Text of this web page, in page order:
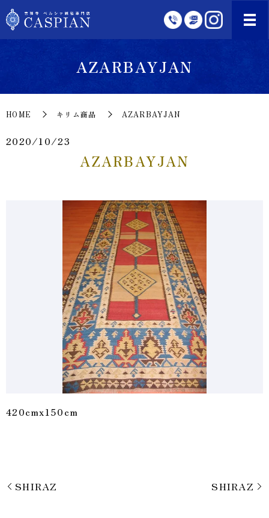
AZARBAYJAN
HOME キリム商品 AZARBAYJAN
2020/10/23
AZARBAYJAN
420cmx150cm
SHIRAZ SHIRAZ